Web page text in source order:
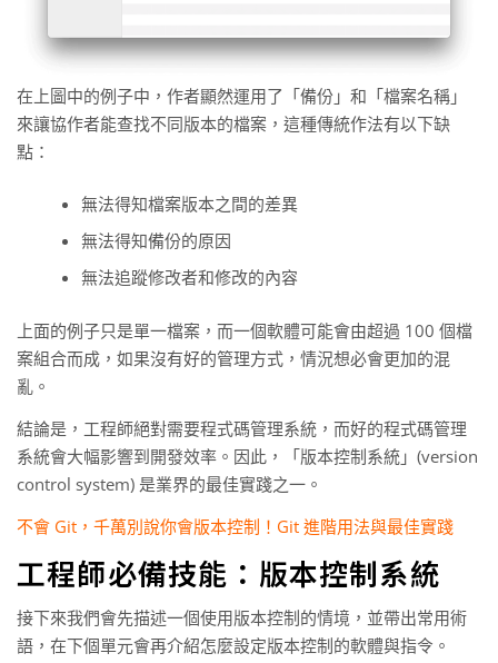
在上圖中的例子中，作者顯然運用了「備份」和「檔案名稱」
來讓協作者能查找不同版本的檔案，這種傳統作法有以下缺
點：
無法得知檔案版本之間的差異
無法得知備份的原因
無法追蹤修改者和修改的內容
上面的例子只是單一檔案，而一個軟體可能會由超過 100 個檔
案組合而成，如果沒有好的管理方式，情況想必會更加的混
亂。
結論是，工程師絕對需要程式碼管理系統，而好的程式碼管理
系統會大幅影響到開發效率。因此，「版本控制系統」(version
control system) 是業界的最佳實踐之一。
不會 Git，千萬別說你會版本控制！Git 進階用法與最佳實踐
工程師必備技能：版本控制系統
接下來我們會先描述一個使用版本控制的情境，並帶出常用術
語，在下個單元會再介紹怎麼設定版本控制的軟體與指令。